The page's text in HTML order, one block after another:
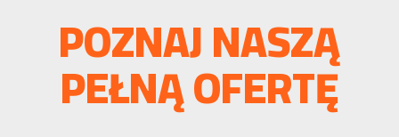
POZNAJ NASZĄ
PEŁNĄ OFERTĘ